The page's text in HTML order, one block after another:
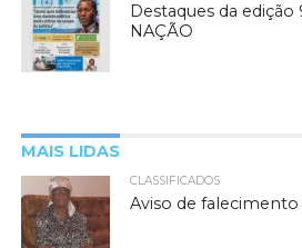
Destaques da
NAÇÃO
MAIS LIDAS
CLASSIFICADOS
Aviso de falecimento